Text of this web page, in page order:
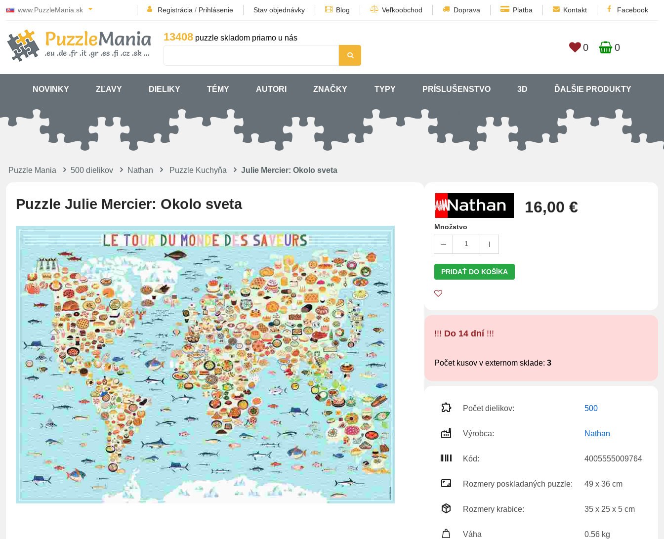
www.PuzzleMania.sk Registrácia / Prihlásenie Stav objednávky Blog Veľkoobchod Doprava Platba Kontakt Facebook
13408 puzzle skladom priamo u nás
0 0
NOVINKY ZĽAVY DIELIKY TÉMY AUTORI ZNAČKY TYPY PRÍSLUŠENSTVO 3D ĎALŠIE PRODUKTY
Puzzle Mania 500 dielikov Nathan Puzzle Kuchyňa Julie Mercier: Okolo sveta
Puzzle Julie Mercier: Okolo sveta 16,00 €
Množstvo
1
PRIDAŤ DO KOŠÍKA
!!! Do 14 dní !!!
Počet kusov v externom sklade: 3
Počet dielikov: 500
Výrobca: Nathan
Kód: 4005555009764
Rozmery poskladaných puzzle: 49 x 36 cm
Rozmery krabice: 35 x 25 x 5 cm
Váha 0.56 kg